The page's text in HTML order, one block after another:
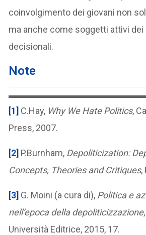
coinvolgimento dei giovani non
ma anche come soggetti attivi
decisionali.
Note
[1] C.Hay, Why We Hate Politics,
Press, 2007.
[2] P.Burnham, Depoliticization:
Concepts, Theories and Critiques,
[3] G. Moini (a cura di), Politica e
nell’epoca della depoliticizzazione
Università Editrice, 2015, 17.